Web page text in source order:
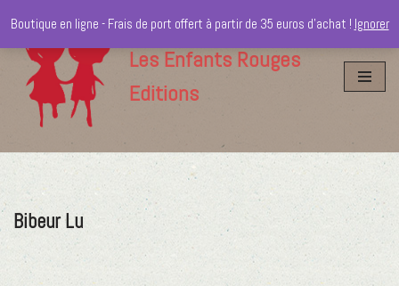
Aller
contenu
Les Enfants Rouges
Editions
Bibeur Lu
Boutique en ligne - Frais de port offert à partir de 35 euros d'achat ! Ignorer